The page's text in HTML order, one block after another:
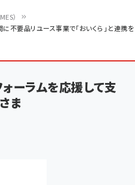
）
不要品リユース事業で「おいくら」と連携を
ーラムを応援して支
ま